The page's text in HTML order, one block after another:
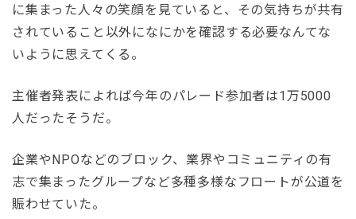
に集まった人々の笑顔を見ていると、その気持ちが共有
されていること以外になにかを確認する必要なんてな
いように思えてくる。
主催者発表によれば今年のパレード参加者は1万5000
人だったそうだ。
企業やNPOなどのブロック、業界やコミュニティの有
志で集まったグループなど多種多様なフロートが公道を
賑わせていた。